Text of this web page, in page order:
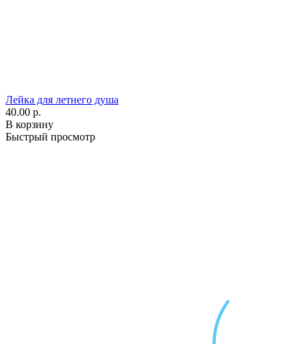
Лейка для летнего душа
40.00 р.
В корзину
Быстрый просмотр